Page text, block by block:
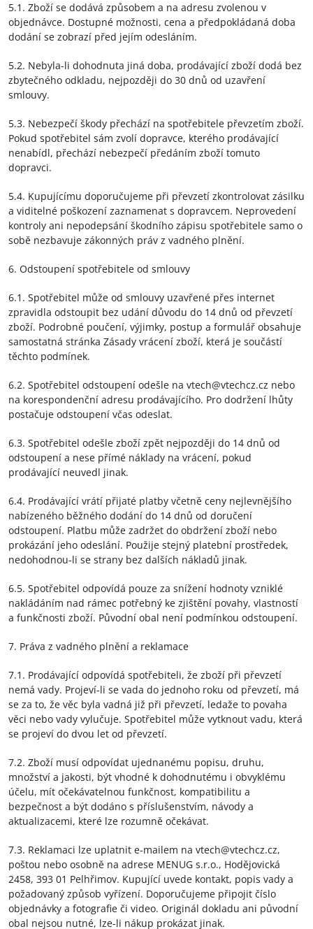
5.1. Zboží se dodává způsobem a na adresu zvolenou v
objednávce. Dostupné možnosti, cena a předpokládaná doba
dodání se zobrazí před jejím odesláním.
5.2. Nebyla-li dohodnuta jiná doba, prodávající zboží dodá bez
zbytečného odkladu, nejpozději do 30 dnů od uzavření
smlouvy.
5.3. Nebezpečí škody přechází na spotřebitele převzetím zboží.
Pokud spotřebitel sám zvolí dopravce, kterého prodávající
nenabídl, přechází nebezpečí předáním zboží tomuto
dopravci.
5.4. Kupujícímu doporučujeme při převzetí zkontrolovat zásilku
a viditelné poškození zaznamenat s dopravcem. Neprovedení
kontroly ani nepodepsání škodního zápisu spotřebitele samo o
sobě nezbavuje zákonných práv z vadného plnění.
6. Odstoupení spotřebitele od smlouvy
6.1. Spotřebitel může od smlouvy uzavřené přes internet
zpravidla odstoupit bez udání důvodu do 14 dnů od převzetí
zboží. Podrobné poučení, výjimky, postup a formulář obsahuje
samostatná stránka Zásady vrácení zboží, která je součástí
těchto podmínek.
6.2. Spotřebitel odstoupení odešle na vtech@vtechcz.cz nebo
na korespondenční adresu prodávajícího. Pro dodržení lhůty
postačuje odstoupení včas odeslat.
6.3. Spotřebitel odešle zboží zpět nejpozději do 14 dnů od
odstoupení a nese přímé náklady na vrácení, pokud
prodávající neuvedl jinak.
6.4. Prodávající vrátí přijaté platby včetně ceny nejlevnějšího
nabízeného běžného dodání do 14 dnů od doručení
odstoupení. Platbu může zadržet do obdržení zboží nebo
prokázání jeho odeslání. Použije stejný platební prostředek,
nedohodnou-li se strany bez dalších nákladů jinak.
6.5. Spotřebitel odpovídá pouze za snížení hodnoty vzniklé
nakládáním nad rámec potřebný ke zjištění povahy, vlastností
a funkčnosti zboží. Původní obal není podmínkou odstoupení.
7. Práva z vadného plnění a reklamace
7.1. Prodávající odpovídá spotřebiteli, že zboží při převzetí
nemá vady. Projeví-li se vada do jednoho roku od převzetí, má
se za to, že věc byla vadná již při převzetí, ledaže to povaha
věci nebo vady vylučuje. Spotřebitel může vytknout vadu, která
se projeví do dvou let od převzetí.
7.2. Zboží musí odpovídat ujednanému popisu, druhu,
množství a jakosti, být vhodné k dohodnutému i obvyklému
účelu, mít očekávatelnou funkčnost, kompatibilitu a
bezpečnost a být dodáno s příslušenstvím, návody a
aktualizacemi, které lze rozumně očekávat.
7.3. Reklamaci lze uplatnit e-mailem na vtech@vtechcz.cz,
poštou nebo osobně na adrese MENUG s.r.o., Hodějovická
2458, 393 01 Pelhřimov. Kupující uvede kontakt, popis vady a
požadovaný způsob vyřízení. Doporučujeme připojit číslo
objednávky a fotografie či video. Originál dokladu ani původní
obal nejsou nutné, lze-li nákup prokázat jinak.